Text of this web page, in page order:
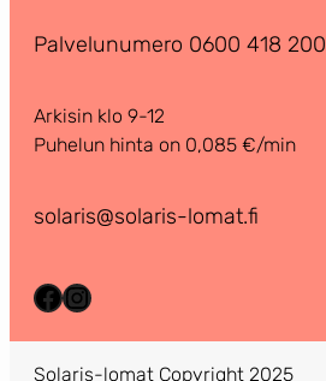
Palvelunumero 0600 418 200
Arkisin klo 9-12
Puhelun hinta on 0,085 €/min
solaris@solaris-lomat.fi
Facebook
Instagram
Solaris-lomat Copyright 2025